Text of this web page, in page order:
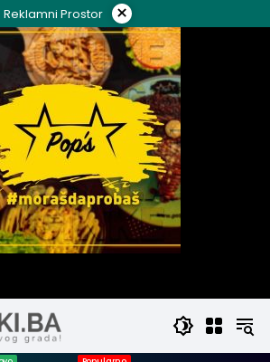
Reklamni Prostor ×